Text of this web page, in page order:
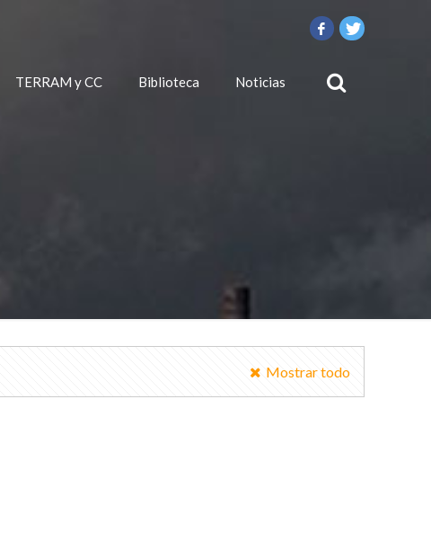
TERRAM y CC Biblioteca Noticias
Mostrar todo